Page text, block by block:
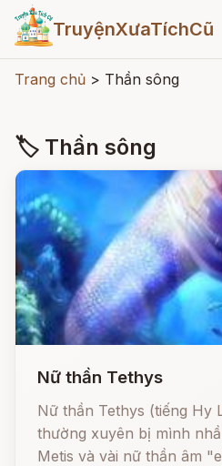
TruyệnXưaTíchCũ
Trang chủ > Thần sông
🏷 Thần sông
Nữ thần Tethys
Nữ thần Tethys (tiếng Hy
thường xuyên bị mình
Metis và vài nữ thần âm